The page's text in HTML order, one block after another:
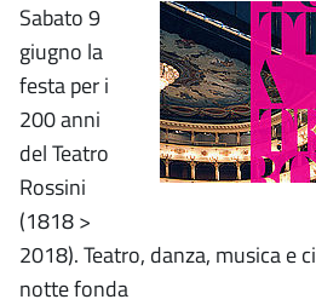
Sabato 9
giugno la
festa per i
200 anni
del Teatro
Rossini
(1818 >
2018). Teatro, danza, musica e
notte fonda